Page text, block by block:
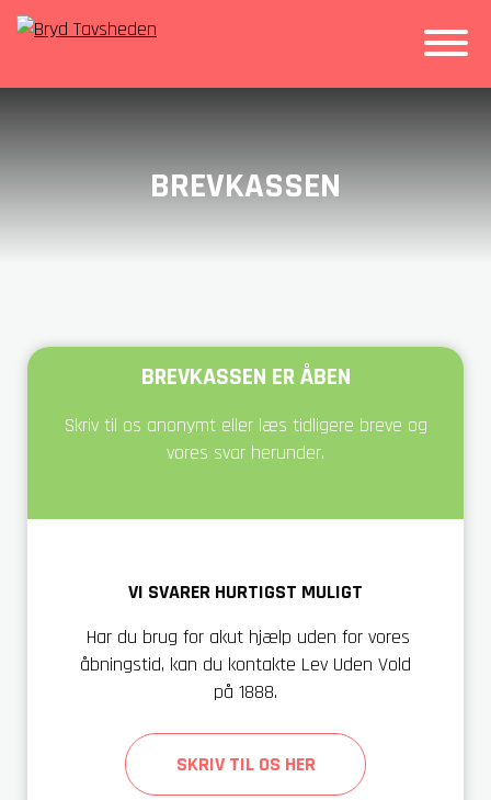
BREVKASSEN
BREVKASSEN ER ÅBEN
Skriv til os anonymt eller læs tidligere breve og
vores svar herunder.
VI SVARER HURTIGST MULIGT
Har du brug for akut hjælp uden for vores
åbningstid, kan du kontakte Lev Uden Vold
på 1888.
SKRIV TIL OS HER